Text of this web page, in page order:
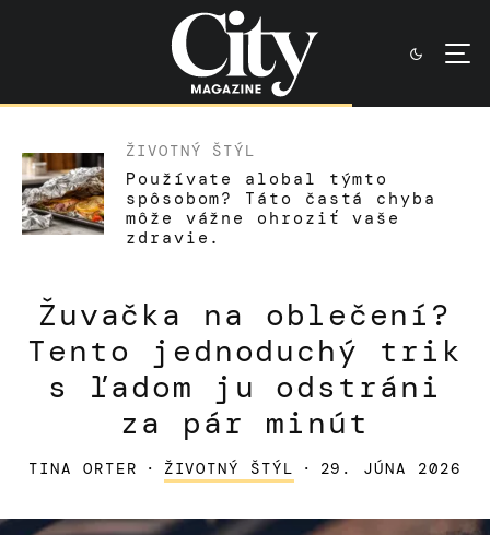
ŽIVOTNÝ ŠTÝL
Používate alobal týmto
spôsobom? Táto častá chyba
môže vážne ohroziť vaše
zdravie.
Žuvačka na oblečení?
Tento jednoduchý trik
s ľadom ju odstráni
za pár minút
TINA ORTER · ŽIVOTNÝ ŠTÝL · 29. JÚNA 2026